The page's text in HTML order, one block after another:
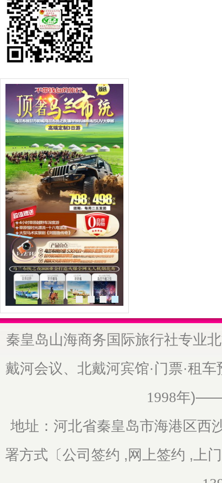
秦皇岛山海商务国际旅行社专业
戴河会议、北戴河宾馆·门票·租
1998年)——
地址：河北省秦皇岛市海港区西
署方式〔公司签约 ,网上签约 ,上